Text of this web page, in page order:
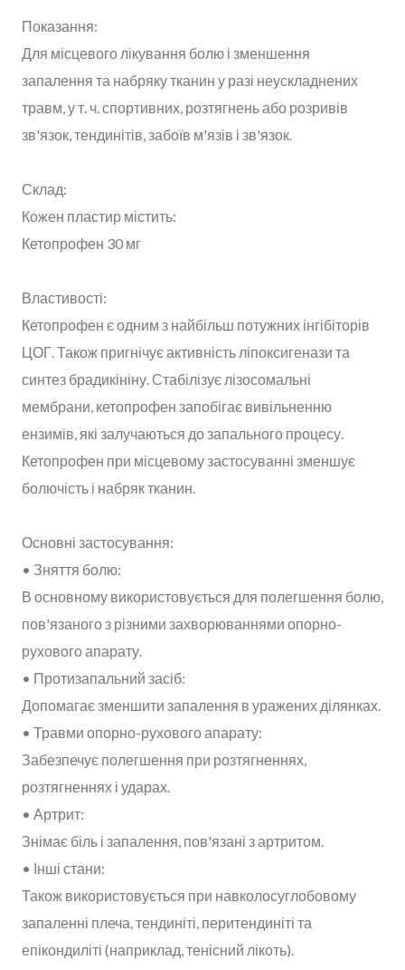
Показання:
Для місцевого лікування болю і зменшення
запалення та набряку тканин у разі неускладнених
травм, у т. ч. спортивних, розтягнень або розривів
зв'язок, тендинітів, забоїв м'язів і зв'язок.
Склад:
Кожен пластир містить:
Кетопрофен 30 мг
Властивості:
Кетопрофен є одним з найбільш потужних інгібіторів
ЦОГ. Також пригнічує активність ліпоксигенази та
синтез брадикініну. Стабілізує лізосомальні
мембрани, кетопрофен запобігає вивільненню
ензимів, які залучаються до запального процесу.
Кетопрофен при місцевому застосуванні зменшує
болючість і набряк тканин.
Основні застосування:
• Зняття болю:
В основному використовується для полегшення болю,
пов'язаного з різними захворюваннями опорно-
рухового апарату.
• Протизапальний засіб:
Допомагає зменшити запалення в уражених ділянках.
• Травми опорно-рухового апарату:
Забезпечує полегшення при розтягненнях,
розтягненнях і ударах.
• Артрит:
Знімає біль і запалення, пов'язані з артритом.
• Інші стани:
Також використовується при навколосуглобовому
запаленні плеча, тендиніті, перитендиніті та
епікондиліті (наприклад, тенісний лікоть).